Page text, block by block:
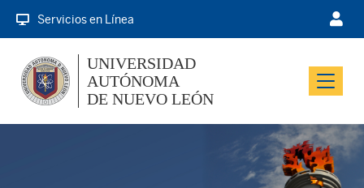
Servicios en Línea
Menu
UNIVERSIDAD
AUTÓNOMA
DE NUEVO LEÓN